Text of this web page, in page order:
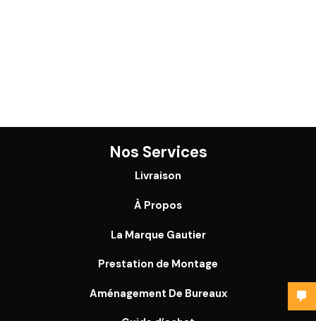
Nos Services
Livraison
À Propos
La Marque Gautier
Prestation de Montage
Aménagement De Bureaux